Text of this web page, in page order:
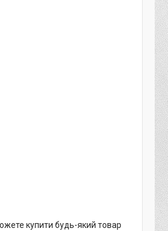
купити будь-який товар